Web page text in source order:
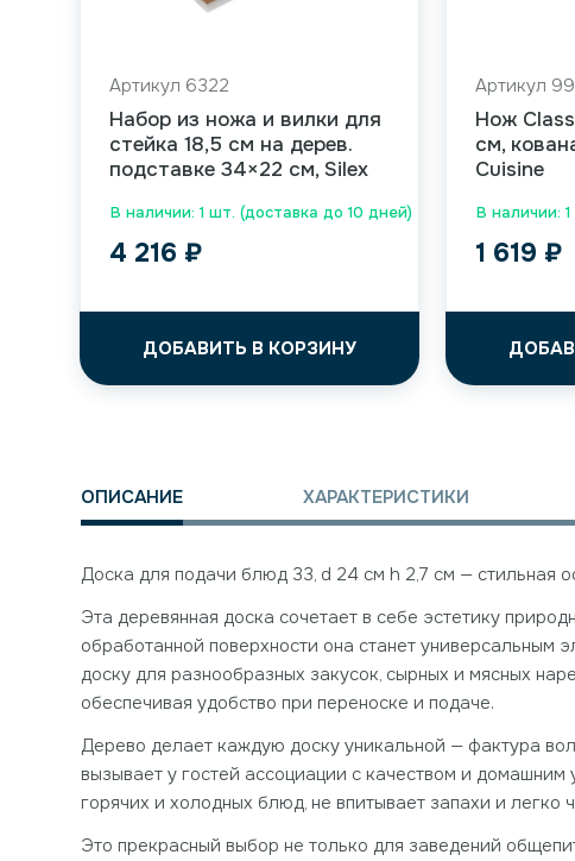
В наличии: 1 шт. (доставка до 10 дней)
Артикул 6322
Набор из ножа и вилки для
стейка 18,5 см на дерев.
подставке 34×22 см, Silex
4 216 ₽
ДОБАВИТЬ В КОРЗИНУ
В наличии:
Артикул
Нож
см,
Cuisine
1 619 ₽
ОПИСАНИЕ ХАРАКТЕРИСТИКИ
Доска для подачи блюд 33, d 24 см h 2,7 см — стильная
Эта деревянная доска сочетает в себе эстетику
обработанной поверхности она станет
доску для разнообразных закусок, сырных и мясных
обеспечивая удобство при переноске и подаче.
Дерево делает каждую доску уникальной — фактура
вызывает у гостей ассоциации с качеством и
горячих и холодных блюд, не впитывает запахи и легко
Это прекрасный выбор не только для заведений